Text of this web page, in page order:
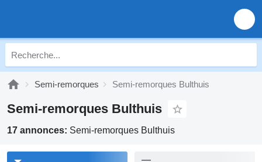
Semi-remorques Semi-remorques Bulthuis
Semi-remorques Bulthuis
17 annonces: Semi-remorques Bulthuis